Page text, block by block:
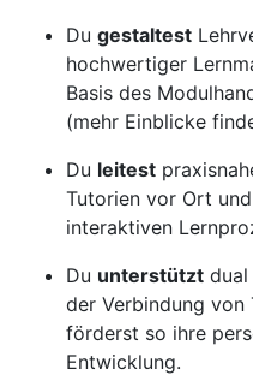
Du gestaltest
hochwertiger
Basis des
(mehr Einblicke
Du leitest
Tutorien vor Ort und
interaktiven
Du unterstützt
der Verbindung von
förderst so ihre
Entwicklung.